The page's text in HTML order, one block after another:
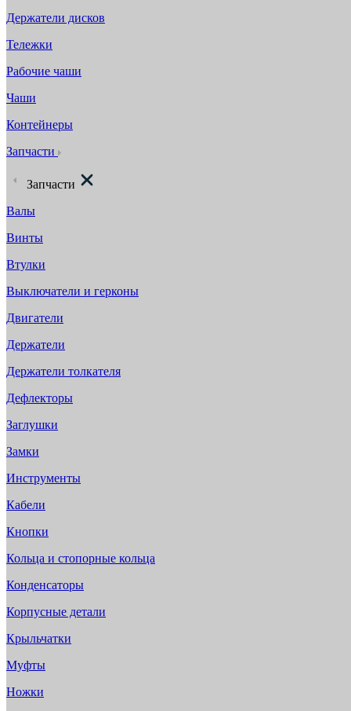
Держатели дисков
Тележки
Рабочие чаши
Чаши
Контейнеры
Запчасти
Запчасти
Валы
Винты
Втулки
Выключатели и герконы
Двигатели
Держатели
Держатели толкателя
Дефлекторы
Заглушки
Замки
Инструменты
Кабели
Кнопки
Кольца и стопорные кольца
Конденсаторы
Корпусные детали
Крыльчатки
Муфты
Ножки